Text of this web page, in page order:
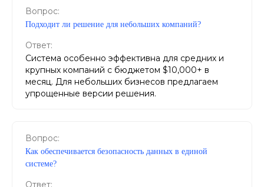
Вопрос:
Подходит ли решение для небольших компаний?
Ответ:
Система особенно эффективна для средних и
крупных компаний с бюджетом $10,000+ в
месяц. Для небольших бизнесов предлагаем
упрощенные версии решения.
Вопрос:
Как обеспечивается безопасность данных в единой
системе?
Ответ: